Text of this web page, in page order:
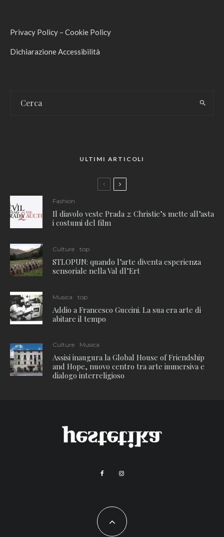
Privacy Policy – Cookie Policy
Dichiarazione Accessibilità
ULTIMI ARTICOLI
Fashion
Il diavolo veste Prada 2: Christie’s mette all’asta
i costumi del film
Culture top
STLOPUN: quando l’arte diventa esperienza
sensoriale nella Val dl’Ert
Musica top
Addio a Francesco Guccini. La sua era arte di
abitare il tempo
Culture Musica
Assisi inaugura la Global House of Friendship
and Hope, nuovo centro tra arte immersiva e
dialogo interreligioso